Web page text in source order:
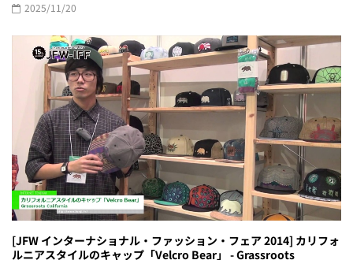
2025/11/20
[JFW インターナショナル・ファッション・フェア 2014] カリフォ
ルニアスタイルのキャップ「Velcro Bear」 - Grassroots